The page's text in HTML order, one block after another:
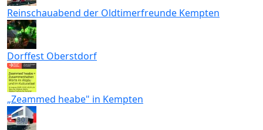
Reinschauabend der Oldtimerfreunde Kempten
Dorffest Oberstdorf
„Zeammed heabe" in Kempten